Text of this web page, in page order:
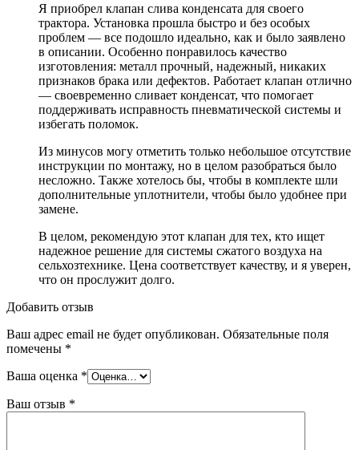
Я приобрел клапан слива конденсата для своего
трактора. Установка прошла быстро и без особых
проблем — все подошло идеально, как и было заявлено
в описании. Особенно понравилось качество
изготовления: металл прочный, надежный, никаких
признаков брака или дефектов. Работает клапан отлично
— своевременно сливает конденсат, что помогает
поддерживать исправность пневматической системы и
избегать поломок.
Из минусов могу отметить только небольшое отсутствие
инструкции по монтажу, но в целом разобраться было
несложно. Также хотелось бы, чтобы в комплекте шли
дополнительные уплотнители, чтобы было удобнее при
замене.
В целом, рекомендую этот клапан для тех, кто ищет
надежное решение для системы сжатого воздуха на
сельхозтехнике. Цена соответствует качеству, и я уверен,
что он прослужит долго.
Добавить отзыв
Ваш адрес email не будет опубликован. Обязательные поля
помечены *
Ваша оценка *
Ваш отзыв *